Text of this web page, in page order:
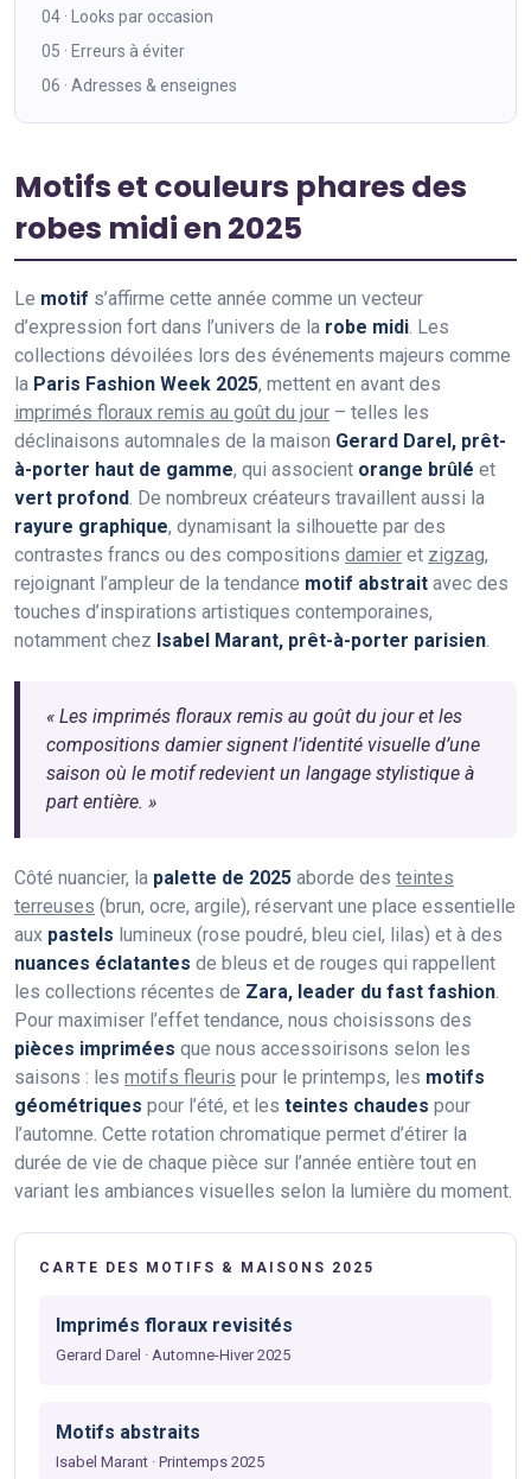
04 · Looks par occasion
05 · Erreurs à éviter
06 · Adresses & enseignes
Motifs et couleurs phares des
robes midi en 2025
Le motif s’affirme cette année comme un vecteur
d’expression fort dans l’univers de la robe midi . Les
collections dévoilées lors des événements majeurs comme
la Paris Fashion Week 2025, mettent en avant des
imprimés floraux remis au goût du jour – telles les
déclinaisons automnales de la maison Gerard Darel, prêt-
à-porter haut de gamme, qui associent orange brûlé et
vert profond . De nombreux créateurs travaillent aussi la
rayure graphique, dynamisant la silhouette par des
contrastes francs ou des compositions damier et zigzag,
rejoignant l’ampleur de la tendance motif abstrait avec des
touches d’inspirations artistiques contemporaines,
notamment chez Isabel Marant, prêt-à-porter parisien
« Les imprimés floraux remis au goût du jour et les
compositions damier signent l’identité visuelle d’une
saison où le motif redevient un langage stylistique à
part entière. »
Côté nuancier, la palette de 2025 aborde des teintes
terreuses (brun, ocre, argile), réservant une place essentielle
aux pastels lumineux (rose poudré, bleu ciel, lilas) et à des
nuances éclatantes de bleus et de rouges qui rappellent
les collections récentes de Zara, leader du fast fashion
Pour maximiser l’effet tendance, nous choisissons des
pièces imprimées que nous accessoirisons selon les
saisons : les motifs fleuris pour le printemps, les motifs
géométriques pour l’été, et les teintes chaudes pour
l’automne. Cette rotation chromatique permet d’étirer la
durée de vie de chaque pièce sur l’année entière tout en
variant les ambiances visuelles selon la lumière du moment.
CARTE DES MOTIFS & MAISONS 2025
Imprimés floraux revisités
Gerard Darel · Automne-Hiver 2025
Motifs abstraits
Isabel Marant · Printemps 2025